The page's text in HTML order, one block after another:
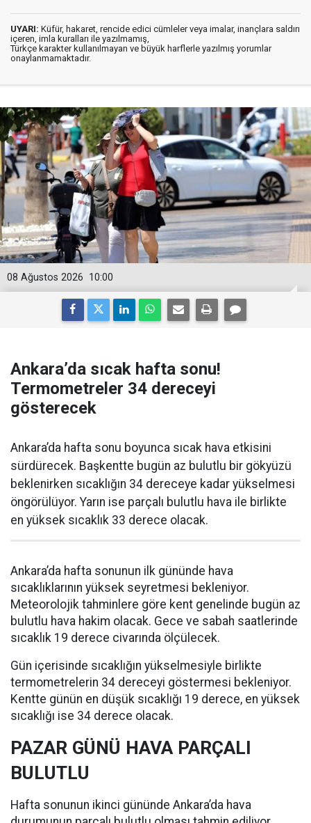
UYARI: Küfür, hakaret, rencide edici cümleler veya imalar, inançlara saldırı
içeren, imla kuralları ile yazılmamış,
Türkçe karakter kullanılmayan ve büyük harflerle yazılmış yorumlar
onaylanmamaktadır.
10:00
08 Ağustos 2026
Ankara’da sıcak hafta sonu!
Termometreler 34 dereceyi
gösterecek
Ankara’da hafta sonu boyunca sıcak hava etkisini
sürdürecek. Başkentte bugün az bulutlu bir gökyüzü
beklenirken sıcaklığın 34 dereceye kadar yükselmesi
öngörülüyor. Yarın ise parçalı bulutlu hava ile birlikte
en yüksek sıcaklık 33 derece olacak.
Ankara’da hafta sonunun ilk gününde hava
sıcaklıklarının yüksek seyretmesi bekleniyor.
Meteorolojik tahminlere göre kent genelinde bugün az
bulutlu hava hakim olacak. Gece ve sabah saatlerinde
sıcaklık 19 derece civarında ölçülecek.
Gün içerisinde sıcaklığın yükselmesiyle birlikte
termometrelerin 34 dereceyi göstermesi bekleniyor.
Kentte günün en düşük sıcaklığı 19 derece, en yüksek
sıcaklığı ise 34 derece olacak.
PAZAR GÜNÜ HAVA PARÇALI
BULUTLU
Hafta sonunun ikinci gününde Ankara’da hava